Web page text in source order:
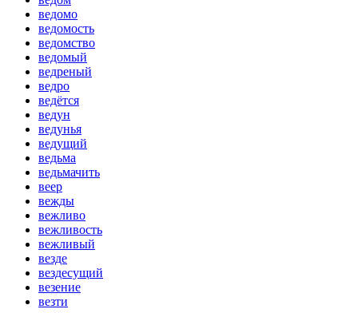
ведомо
ведомость
ведомство
ведомый
ведреный
ведро
ведётся
ведун
ведунья
ведущий
ведьма
ведьмачить
веер
вежды
вежливо
вежливость
вежливый
везде
вездесущий
везение
везти